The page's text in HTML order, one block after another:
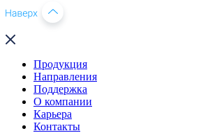
Продукция
Направления
Поддержка
О компании
Карьера
Контакты